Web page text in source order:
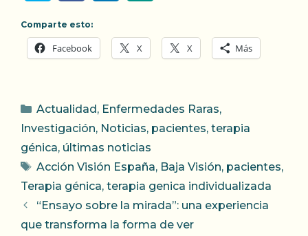
Comparte esto:
Facebook X X Más
Categorías
Actualidad, Enfermedades Raras,
Investigación, Noticias, pacientes, terapia
génica, últimas noticias
Etiquetas
Acción Visión España, Baja Visión, pacientes,
Terapia génica, terapia genica individualizada
“Ensayo sobre la mirada”: una experiencia
que transforma la forma de ver